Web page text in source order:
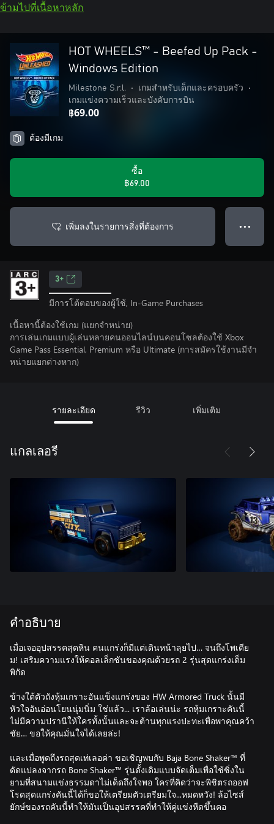
ข้ามไปที่เนื้อหาหลัก
HOT WHEELS™ - Beefed Up Pack -
Windows Edition
Milestone S.r.l. • เกมสำหรับเด็กและครอบครัว
•
เกมแข่งความเร็วและบังคับการบิน
฿69.00
ต้องมีเกม
ซื้อ
฿69.00
เพิ่มลงในรายการสิ่งที่ต้องการ ● ● ●
3+
มีการโต้ตอบของผู้ใช้, In-Game Purchases
เนื้อหานี้ต้องใช้เกม (แยกจำหน่าย)
การเล่นเกมแบบผู้เล่นหลายคนออนไลน์บนคอนโซลต้องใช้ Xbox
Game Pass Essential, Premium หรือ Ultimate (การสมัครใช้งานมีจํา
หน่ายแยกต่างหาก)
รายละเอียด รีวิว เพิ่มเติม
แกลเลอรี
คำอธิบาย
เมื่อเจออุปสรรคสุดหิน คนแกร่งก็มีแต่เดินหน้าลุยไป… จนถึงโพเดีย
ม! เสริมความแรงให้คอลเล็กชันของคุณด้วยรถ 2 รุ่นสุดแกร่งเต็ม
พิกัด
ข้างใต้ตัวถังหุ้มเกราะอันแข็งแกร่งของ HW Armored Truck นั้นมี
หัวใจอันอ่อนโยนนุ่มนิ่ม ใช่แล้ว... เราล้อเล่นน่ะ รถหุ้มเกราะคันนี้
ไม่มีความปรานีให้ใครทั้งนั้นและจะต้านทุกแรงปะทะเพื่อพาคุณคว้า
ชัย… ขอให้คุณมั่นใจได้เลยล่ะ!
และเมื่อพูดถึงรถสุดเท่เลอค่า ขอเชิญพบกับ Baja Bone Shaker™ ที่
ดัดแปลงจากรถ Bone Shaker™ รุ่นดั้งเดิมแบบจัดเต็มเพื่อใช้ซิ่งใน
ยามที่สนามแข่งธรรมดาไม่เด็ดถึงใจพอ ใครที่คิดว่าจะพิชิตรถออฟ
โรดสุดแกร่งคันนี้ได้ก็ขอให้เตรียมตัวเตรียมใจ...หมดหวัง! ล้อไซส์
ยักษ์ของรถคันนี้ทำให้มันเป็นอุปสรรคที่ทำให้คู่แข่งหืดขึ้นคอ